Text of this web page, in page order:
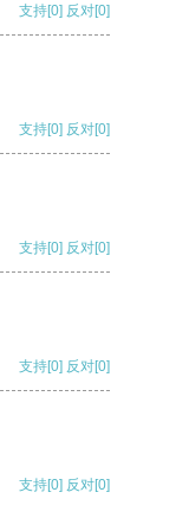
支持[0] 反对[0]
支持[0] 反对[0]
支持[0] 反对[0]
支持[0] 反对[0]
支持[0] 反对[0]